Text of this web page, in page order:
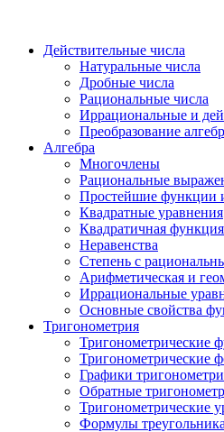
Действительные числа
Натуральные числа
Дробные числа
Рациональные числа
Иррациональные и
Преобразование
Алгебра
Многочлены
Рациональные
Простейшие функции
Квадратные уравнения
Квадратичная функция
Неравенства
Степень с
Арифметическая и
Иррациональные
Основные свойства
Тригонометрия
Тригонометрические
Тригонометрические
Графики
Обратные
Тригонометрические
Формулы треугольника